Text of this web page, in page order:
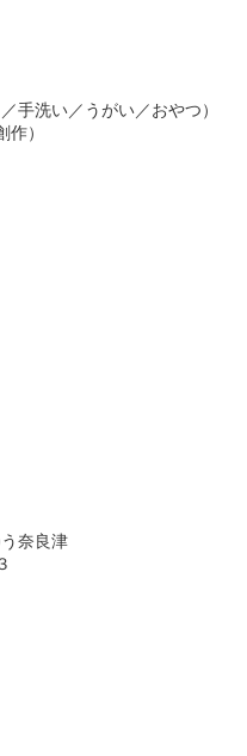
洗い／うがい／おやつ）
）
奈良津